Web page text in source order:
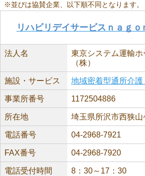
※並びは協賛企業、以下順不同となります。
リハビリデイサービスｎａｇ
法人名
東京システム運輸
（株）
施設・サービス 地域密着型通所介護
事業所番号 1172504886
所在地 埼玉県所沢市西狭
電話番号 04-2968-7921
FAX番号 04-2968-7920
電話受付時間 8：30～17：30